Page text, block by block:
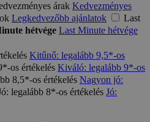
árak Kedvezményes
Legkedvezőbb ajánlatok
Last
hétvége Last Minute hétvége
Kitűnő: legalább 9,5*-os
os értékelés Kiváló: legalább 9*-os
8,5*-os értékelés Nagyon jó:
legalább 8*-os értékelés Jó: